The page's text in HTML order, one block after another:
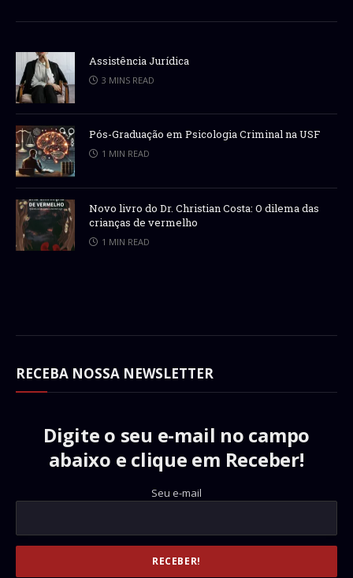
Assistência Jurídica
3 MINS READ
Pós-Graduação em Psicologia Criminal na USF
1 MIN READ
Novo livro do Dr. Christian Costa: O dilema das
crianças de vermelho
1 MIN READ
RECEBA NOSSA NEWSLETTER
Digite o seu e-mail no campo
abaixo e clique em Receber!
Seu e-mail